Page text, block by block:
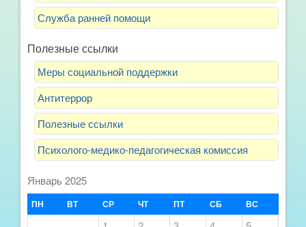
Служба ранней помощи
Полезные ссылки
Меры социальной поддержки
Антитеррор
Полезные ссылки
Психолого-медико-педагогическая комиссия
Январь 2025
ПН ВТ СР ЧТ ПТ СБ ВС